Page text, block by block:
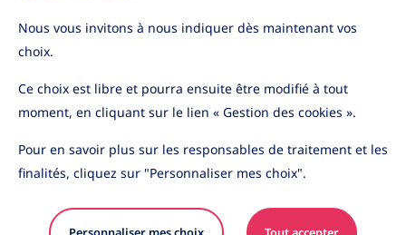
Les informations contenues sur ce site sont purement
indicatives et sont susceptibles d’être modifiées sans
préavis en raison de l’évolution de l’environnement
juridique et fiscal. Du fait de leur simplification, elles
Nous vous invitons à nous indiquer dès maintenant vos
choix.
Ce choix est libre et pourra ensuite être modifié à tout
moment, en cliquant sur le lien « Gestion des cookies ».
Pour en savoir plus sur les responsables de traitement et les
finalités, cliquez sur "Personnaliser mes choix".